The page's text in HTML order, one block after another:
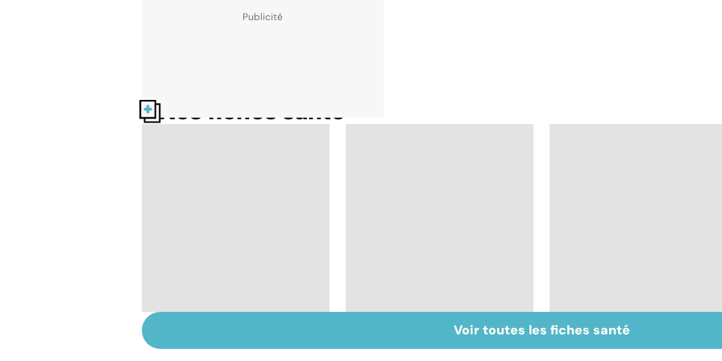
Nos fiches santé
fléau planétaire
Tout savoir sur les
infections
Inflammation des
amygdales : que faire
Voir toutes les fiches santé